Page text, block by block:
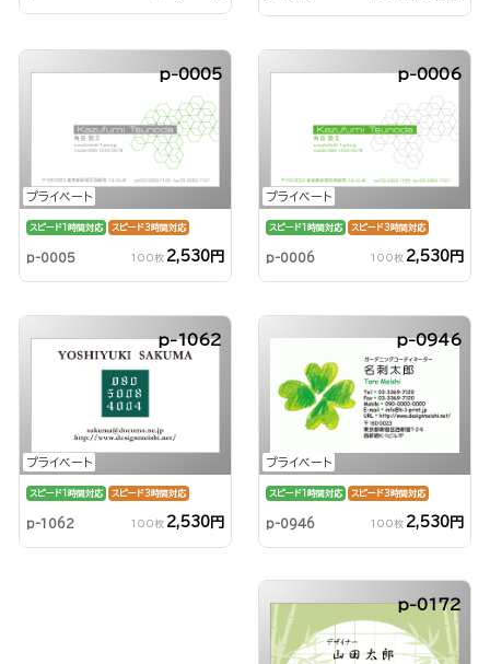
プライベート
p-0005
スピード1時間対応 スピード3時間対応
p-0005 100枚 2,530円
プライベート
p-0006
スピード1時間対応 スピード3時間対応
p-0006 100枚 2,530円
プライベート
p-1062
スピード1時間対応 スピード3時間対応
p-1062 100枚 2,530円
プライベート
p-0946
スピード1時間対応 スピード3時間対応
p-0946 100枚 2,530円
p-0172